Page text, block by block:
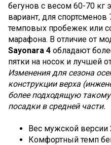
бегунов с весом 60-70 кг
вариант, для
темповых пробежек или
марафона. В отличие от
Sayonara 4 обладают
пятки на носок и лучшей
Изменения для сезона
конструкции верха
более подходящую
посадки в средней части.
Вес мужской версии
Комфортный темп